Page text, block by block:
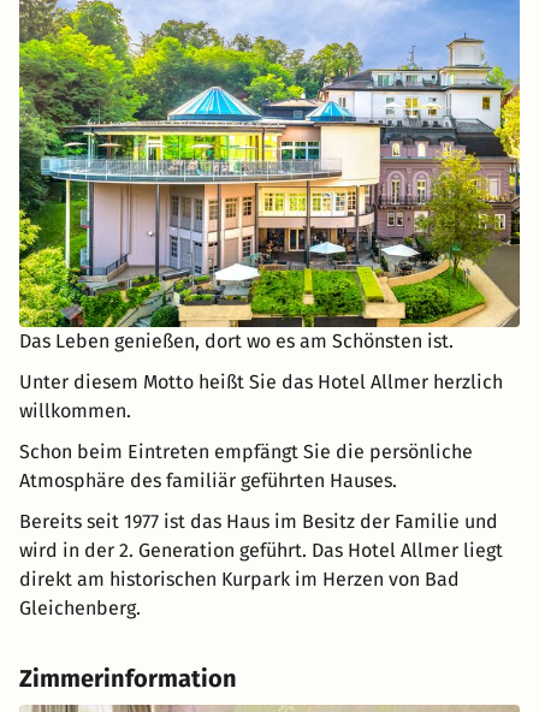
Das Leben genießen, dort wo es am Schönsten ist.
Unter diesem Motto heißt Sie das Hotel Allmer herzlich
willkommen.
Schon beim Eintreten empfängt Sie die persönliche
Atmosphäre des familiär geführten Hauses.
Bereits seit 1977 ist das Haus im Besitz der Familie und
wird in der 2. Generation geführt. Das Hotel Allmer liegt
direkt am historischen Kurpark im Herzen von Bad
Gleichenberg.
Zimmerinformation